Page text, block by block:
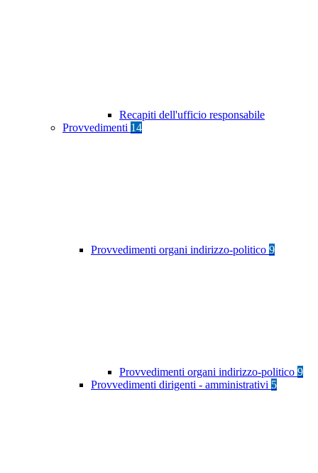
Recapiti dell'ufficio responsabile
Provvedimenti 14
Provvedimenti organi indirizzo-politico 9
Provvedimenti organi indirizzo-politico 9
Provvedimenti dirigenti - amministrativi 5